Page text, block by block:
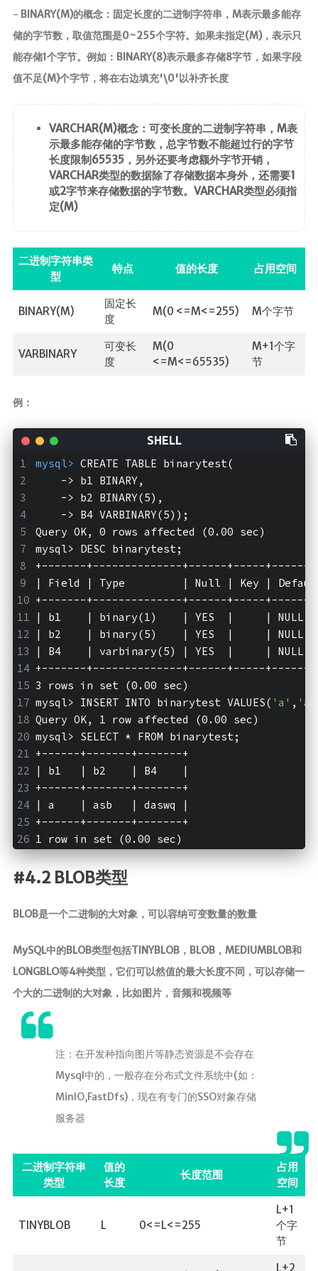
- BINARY(M)的概念：固定长度的二进制字符串，M表示最多能存
储的字节数，取值范围是0~255个字符。如果未指定(M)，表示只
能存储1个字节。例如：BINARY(8)表示最多存储8字节，如果字段
值不足(M)个字节，将在右边填充'\0'以补齐长度
VARCHAR(M)概念：可变长度的二进制字符串，M表
示最多能存储的字节数，总字节数不能超过行的字节
长度限制65535，另外还要考虑额外字节开销，
VARCHAR类型的数据除了存储数据本身外，还需要1
或2字节来存储数据的字节数。VARCHAR类型必须指
定(M)
二进制字符串类
型
特点 值的长度 占用空间
BINARY(M)
固定长
度
M(0 <=M<=255) M个字节
VARBINARY
可变长
度
M(0
<=M<=65535)
M+1个字
节
例：
mysql> CREATE TABLE binarytest(
    -> b1 BINARY,
    -> b2 BINARY(5),
    -> B4 VARBINARY(5));
Query OK, 0 rows affected (0.00 sec)
mysql> DESC binarytest;
+-------+--------------+------+-----
| Field | Type         | Null | Key |
+-------+--------------+------+-----
| b1    | binary(1)    | YES  |     |
| b2    | binary(5)    | YES  |     |
| B4    | varbinary(5) | YES  |     |
+-------+--------------+------+-----
3 rows in set (0.00 sec)
mysql> INSERT INTO binarytest VALUES( 'a' ,
Query OK, 1 row affected (0.00 sec)
mysql> SELECT * FROM binarytest;
+------+-------+-------+
| b1   | b2    | B4    |
+------+-------+-------+
| a    | asb   | daswq |
+------+-------+-------+
1 row in set (0.00 sec)
#4.2 BLOB类型
BLOB是一个二进制的大对象，可以容纳可变数量的数量
MySQL中的BLOB类型包括TINYBLOB，BLOB，MEDIUMBLOB和
LONGBLO等4种类型，它们可以然值的最大长度不同，可以存储一
个大的二进制的大对象，比如图片，音频和视频等
注：在开发种指向图片等静态资源是不会存在
Mysql中的，一般存在分布式文件系统中(如：
MinIO,FastDfs)，现在有专门的SSO对象存储
服务器
二进制字符串
类型
值的
长度
长度范围
占用
空间
TINYBLOB L 0<=L<=255
L+1
个字
节
L+2